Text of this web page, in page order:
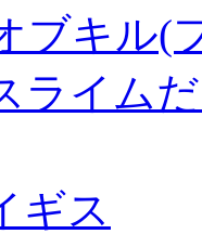
ブキル(
ライム
ギス